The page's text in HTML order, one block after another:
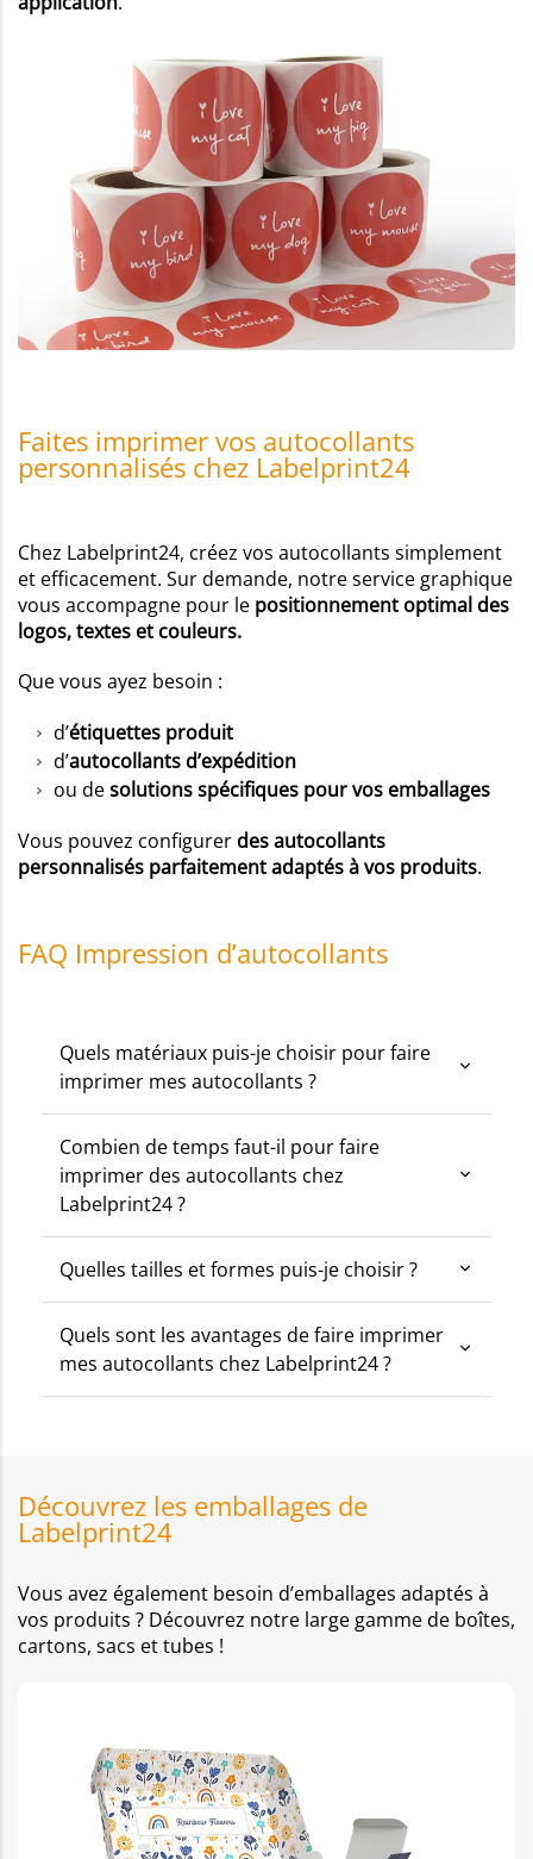
Faites imprimer vos autocollants
personnalisés chez Labelprint24
Chez Labelprint24, créez vos autocollants simplement
et efficacement. Sur demande, notre service graphique
vous accompagne pour le positionnement optimal des
logos, textes et couleurs.
Que vous ayez besoin :
d’étiquettes produit
d’autocollants d’expédition
ou desolutions spécifiques pour vos emballages
Vous pouvez configurer des autocollants
personnalisés parfaitement adaptés à vos produits.
FAQ Impression d’autocollants
Quels matériaux puis-je choisir pour faire
imprimer mes autocollants ?
Combien de temps faut-il pour faire
imprimer des autocollants chez
Labelprint24 ?
Quelles tailles et formes puis-je choisir ?
Quels sont les avantages de faire imprimer
mes autocollants chez Labelprint24 ?
Découvrez les emballages de
Labelprint24
Vous avez également besoin d’emballages adaptés à
vos produits ? Découvrez notre large gamme de boîtes,
cartons, sacs et tubes !